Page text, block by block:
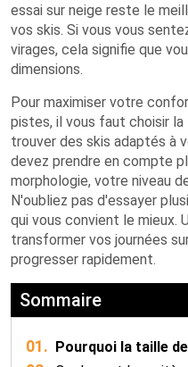
essai sur neige reste le
vos skis. Si vous vous
virages, cela signifie que
dimensions.
Pour maximiser votre
pistes, il vous faut choisir
trouver des skis adaptés à
devez prendre en compte
morphologie, votre niveau
N'oubliez pas d'essayer
qui vous convient le mieux.
transformer vos journées
progresser rapidement.
Sommaire
01. Pourquoi la taille